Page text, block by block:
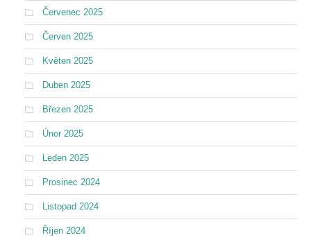
Červenec 2025
Červen 2025
Květen 2025
Duben 2025
Březen 2025
Únor 2025
Leden 2025
Prosinec 2024
Listopad 2024
Říjen 2024